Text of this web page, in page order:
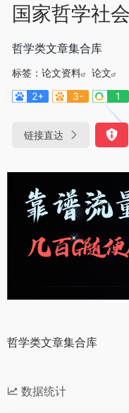
国家哲学社
哲学类文章集合库
标签： 论文资料
论文
2+
3- 1
链接直达
哲学类文章集合库
数据统计